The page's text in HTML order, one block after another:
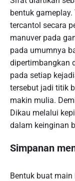
bentuk
tercantol secara
manuver pada
pada umumnya
dipertimbangkan
pada setiap
tersebut jadi titik
makin mulia.
Dikau melalui
dalam keinginan
Simpanan
Bentuk buat